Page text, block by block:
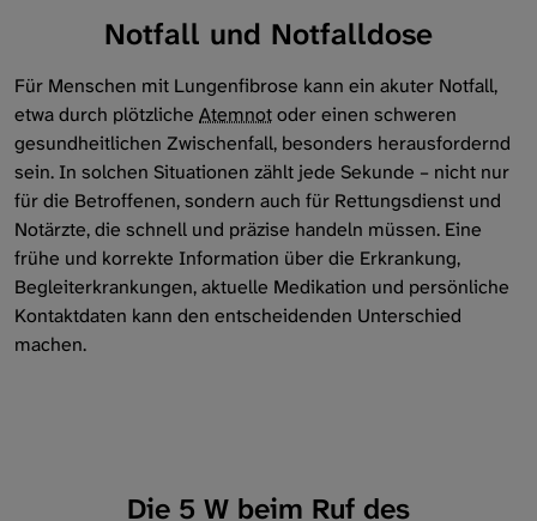
Notfall und Notfalldose
Für Menschen mit Lungenfibrose kann ein akuter Notfall,
etwa durch plötzliche Atemnotoder einen schweren
gesundheitlichen Zwischenfall, besonders herausfordernd
sein. In solchen Situationen zählt jede Sekunde – nicht nur
für die Betroffenen, sondern auch für Rettungsdienst und
Notärzte, die schnell und präzise handeln müssen. Eine
frühe und korrekte Information über die Erkrankung,
Begleiterkrankungen, aktuelle Medikation und persönliche
Kontaktdaten kann den entscheidenden Unterschied
machen.
Die 5 W beim Ruf des
Services
Intern
Inhalationen und Hilfsmittel
Arzt-Patienten-Beziehung
Angehörige
Schlafapnoen
Ernährung
Sport
Palliativversorgung